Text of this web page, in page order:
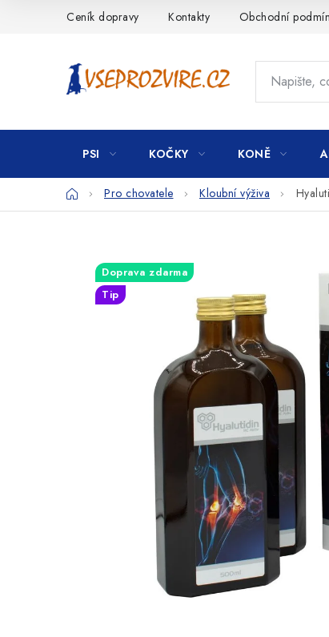
Ceník dopravy Kontakty Obchodní
PSI KOČKY KONĚ
DomůPro chovatele Kloubní výživa
Doprava zdarma
Tip